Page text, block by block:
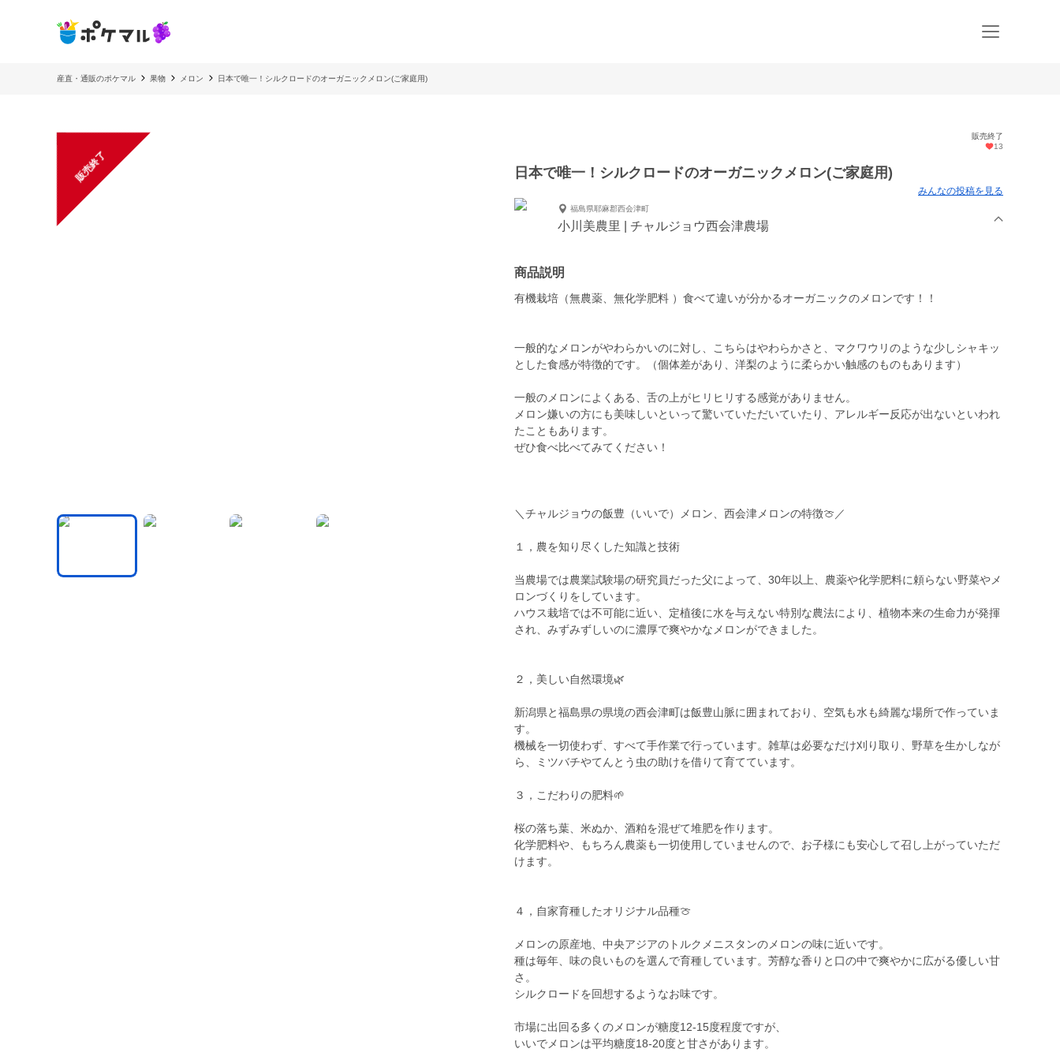
産直・通販のポケマル 果物 メロン 日本で唯一！シルクロードのオーガニックメロン(ご家庭用)
販売終了
販売終了
13
日本で唯一！シルクロードのオーガニックメロン(ご家庭用)
みんなの投稿を見る
福島県耶麻郡西会津町
小川美農里 | チャルジョウ西会津農場
商品説明
有機栽培（無農薬、無化学肥料 ）食べて違いが分かるオーガニックのメロンです！！
一般的なメロンがやわらかいのに対し、こちらはやわらかさと、マクワウリのような少しシャキッ
とした食感が特徴的です。（個体差があり、洋梨のように柔らかい触感のものもあります）
一般のメロンによくある、舌の上がヒリヒリする感覚がありません。
メロン嫌いの方にも美味しいといって驚いていただいていたり、アレルギー反応が出ないといわれ
たこともあります。
ぜひ食べ比べてみてください！
＼チャルジョウの飯豊（いいで）メロン、西会津メロンの特徴🍈／
１，農を知り尽くした知識と技術
当農場では農業試験場の研究員だった父によって、30年以上、農薬や化学肥料に頼らない野菜やメ
ロンづくりをしています。
ハウス栽培では不可能に近い、定植後に水を与えない特別な農法により、植物本来の生命力が発揮
され、みずみずしいのに濃厚で爽やかなメロンができました。
２，美しい自然環境🌿
新潟県と福島県の県境の西会津町は飯豊山脈に囲まれており、空気も水も綺麗な場所で作っていま
す。
機械を一切使わず、すべて手作業で行っています。雑草は必要なだけ刈り取り、野草を生かしなが
ら、ミツバチやてんとう虫の助けを借りて育てています。
３，こだわりの肥料🌱
桜の落ち葉、米ぬか、酒粕を混ぜて堆肥を作ります。
化学肥料や、もちろん農薬も一切使用していませんので、お子様にも安心して召し上がっていただ
けます。
４，自家育種したオリジナル品種🍈
メロンの原産地、中央アジアのトルクメニスタンのメロンの味に近いです。
種は毎年、味の良いものを選んで育種しています。芳醇な香りと口の中で爽やかに広がる優しい甘
さ。
シルクロードを回想するようなお味です。
市場に出回る多くのメロンが糖度12-15度程度ですが、
いいでメロンは平均糖度18-20度と甘さがあります。